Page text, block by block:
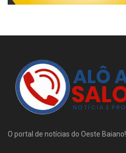
O portal de notícias do Oeste Baiano!